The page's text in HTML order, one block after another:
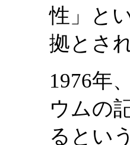
性」と
拠とさ
1976年
ウムの
るとい